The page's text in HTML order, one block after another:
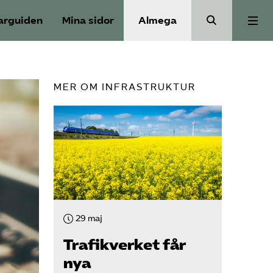
Mina sidor Almega
Reformagenda för järnvägen
Våra frågor
Aktiviteter
MER OM INFRASTRUKTUR
29 maj
Trafikverket får
nya